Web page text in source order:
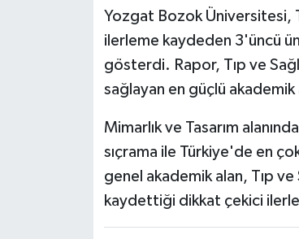
Yozgat Bozok Üniversitesi,
ilerleme kaydeden 3'üncü
gösterdi. Rapor, Tıp ve
sağlayan en güçlü
Mimarlık ve Tasarım
sıçrama ile Türkiye'de en
genel akademik alan, Tıp ve
kaydettiği dikkat çekici